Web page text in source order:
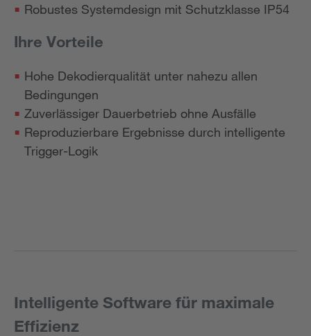
Robustes Systemdesign mit Schutzklasse IP54
Ihre Vorteile
Hohe Dekodierqualität unter nahezu allen
Bedingungen
Zuverlässiger Dauerbetrieb ohne Ausfälle
Reproduzierbare Ergebnisse durch intelligente
Trigger-Logik
Intelligente Software für maximale
Effizienz